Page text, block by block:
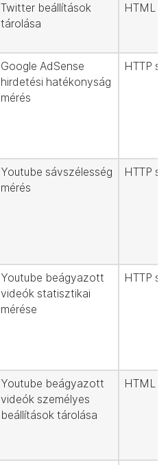
Twitter beállítások
tárolása
HTML
Google AdSense
hirdetési hatékonyság
mérés
HTTP
Youtube sávszélesség
mérés
HTTP
Youtube beágyazott
videók statisztikai
mérése
HTTP
Youtube beágyazott
videók személyes
beállítások tárolása
HTML